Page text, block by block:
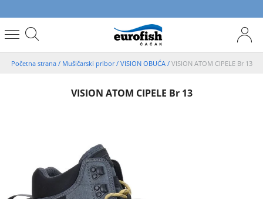
Početna strana / Mušičarski pribor/ VISION OBUĆA / VISION ATOM CIPELE Br 13
VISION ATOM CIPELE Br 13